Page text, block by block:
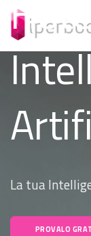
La tua
PROVALO